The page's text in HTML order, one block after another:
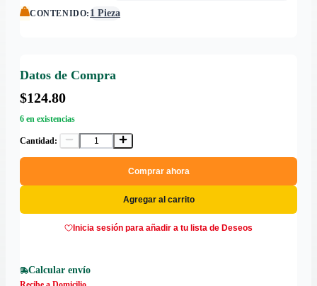
CONTENIDO: 1 Pieza
Datos de Compra
$124.80
6 en existencias
Cantidad:
Comprar ahora
Agregar al carrito
Inicia sesión para añadir a tu lista de Deseos
Calcular envío